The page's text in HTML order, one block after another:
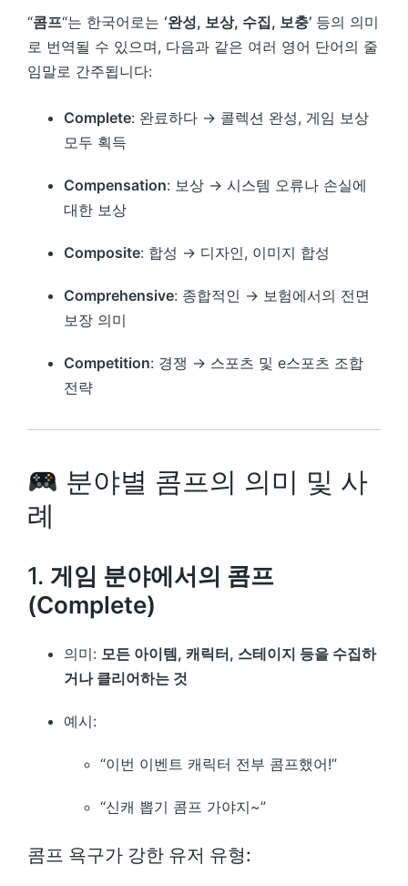
“콤프“는 한국어로는 ‘완성, 보상, 수집, 보충’ 등의 의미
로 번역될 수 있으며, 다음과 같은 여러 영어 단어의 줄
임말로 간주됩니다:
Complete: 완료하다 → 콜렉션 완성, 게임 보상
모두 획득
Compensation: 보상 → 시스템 오류나 손실에
대한 보상
Composite: 합성 → 디자인, 이미지 합성
Comprehensive: 종합적인 → 보험에서의 전면
보장 의미
Competition: 경쟁 → 스포츠 및 e스포츠 조합
전략
분야별 콤프의 의미 및 사
례
1. 게임 분야에서의 콤프
(Complete)
의미: 모든 아이템, 캐릭터, 스테이지 등을 수집하
거나 클리어하는 것
예시:
“이번 이벤트 캐릭터 전부 콤프했어!”
“신캐 뽑기 콤프 가야지~”
콤프 욕구가 강한 유저 유형: